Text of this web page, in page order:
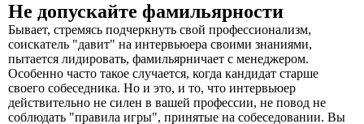
Не допускайте фамильярности
Бывает, стремясь подчеркнуть свой профессионализм,
соискатель "давит" на интервьюера своими знаниями,
пытается лидировать, фамильярничает с менеджером.
Особенно часто такое случается, когда кандидат старше
своего собеседника. Но и это, и то, что интервьюер
действительно не силен в вашей профессии, не повод не
соблюдать "правила игры", принятые на собеседовании. Вы